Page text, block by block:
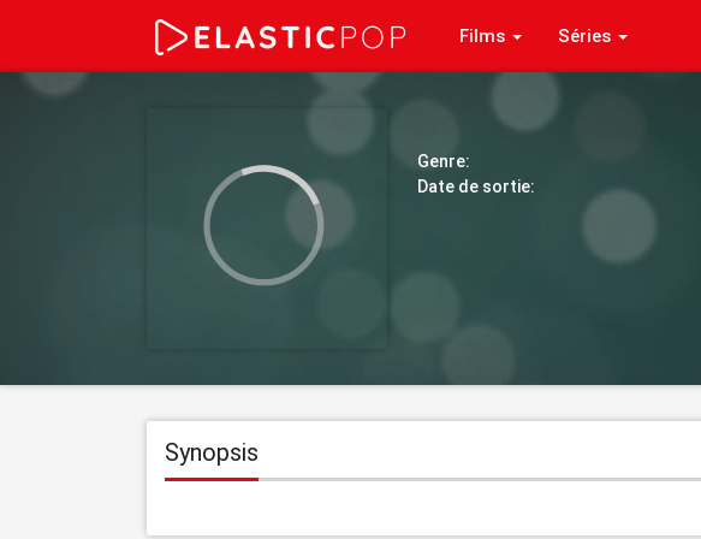
Films Séries
Genre:
Date de sortie:
Synopsis